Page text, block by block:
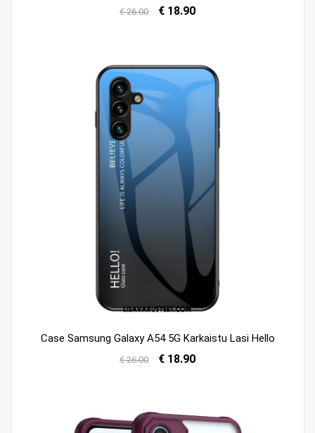
€ 26.00 € 18.90
Case Samsung Galaxy A54 5G Karkaistu Lasi Hello
€ 26.00 € 18.90